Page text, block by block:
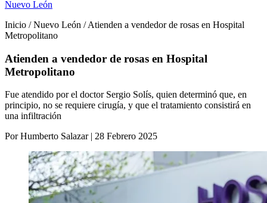
Nuevo León
Inicio / Nuevo León / Atienden a vendedor de rosas en Hospital
Metropolitano
Atienden a vendedor de rosas en Hospital
Metropolitano
Fue atendido por el doctor Sergio Solís, quien determinó que, en
principio, no se requiere cirugía, y que el tratamiento consistirá en
una infiltración
Por Humberto Salazar | 28 Febrero 2025